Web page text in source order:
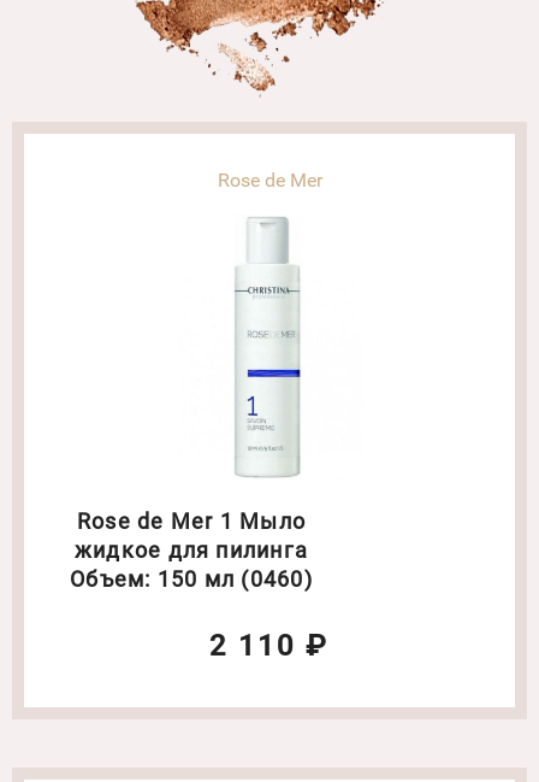
Rose de Mer
Rose de Mer 1 Мыло
жидкое для пилинга
Объем: 150 мл (0460)
2 110 ₽